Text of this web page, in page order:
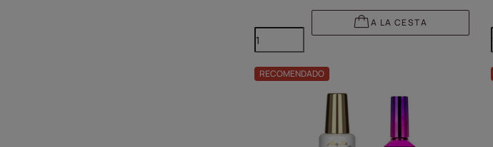
A LA CESTA
RECOMENDADO